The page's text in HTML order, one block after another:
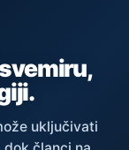
uključivati